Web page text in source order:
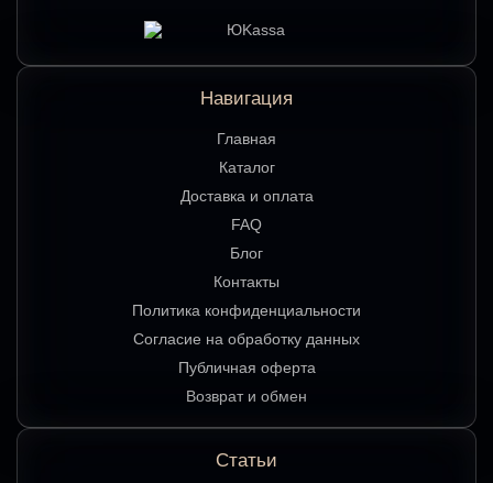
Навигация
Главная
Каталог
Доставка и оплата
FAQ
Блог
Контакты
Политика конфиденциальности
Согласие на обработку данных
Публичная оферта
Возврат и обмен
Статьи